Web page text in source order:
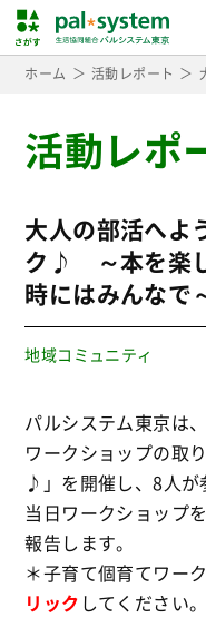
ホーム 活動レポート
活動レポ
大人の部活へ
ク♪ ～本を楽し
時にはみんなで
地域コミュニティ
パルシステム東京は
ワークショップの取
♪」を開催し、8人が
当日ワークショップ
報告します。
＊子育て個育てワ
リック してください。